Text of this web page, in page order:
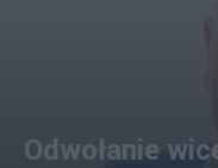
Odwołanie